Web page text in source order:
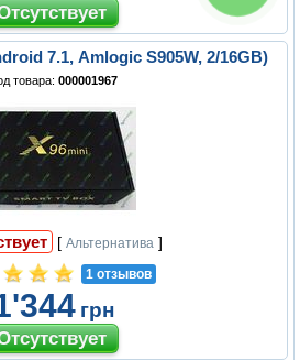
7.1, Amlogic S905W, 2/16GB)
товара: 000001967
[Альтернатива ]
1 отзывов
грн